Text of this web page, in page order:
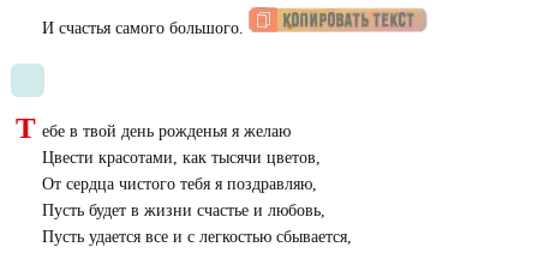
И счастья самого большого.
Т ебе в твой день рожденья я желаю
Цвести красотами, как тысячи цветов,
От сердца чистого тебя я поздравляю,
Пусть будет в жизни счастье и любовь,
Пусть удается все и с легкостью сбывается,